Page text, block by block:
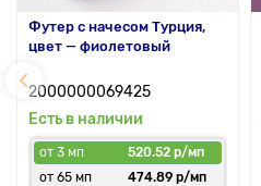
Футер с начесом Турция,
цвет — фиолетовый
2000000069425
Есть в наличии
от 3 мп
520.52 р/мп
от 65 мп
474.89 р/мп